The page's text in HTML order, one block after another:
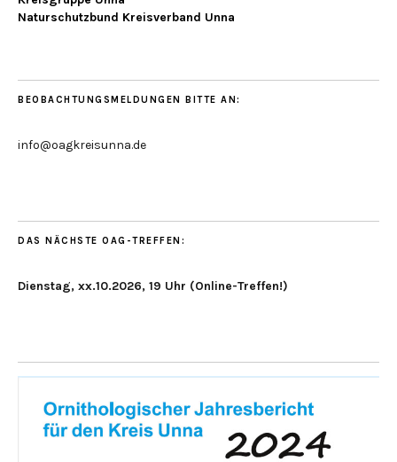
Naturschutzbund Kreisverband Unna
BEOBACHTUNGSMELDUNGEN BITTE AN:
info@oagkreisunna.de
DAS NÄCHSTE OAG-TREFFEN:
Dienstag, xx.10.2026, 19 Uhr (Online-Treffen!)